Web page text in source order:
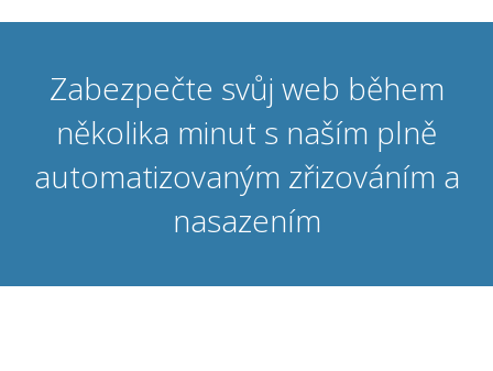
Zabezpečte svůj web během
několika minut s naším plně
automatizovaným zřizováním a
nasazením